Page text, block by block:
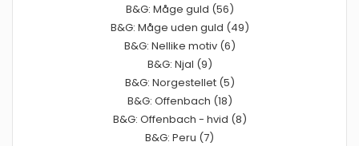
B&G: Måge guld (56)
B&G: Måge uden guld (49)
B&G: Nellike motiv (6)
B&G: Njal (9)
B&G: Norgestellet (5)
B&G: Offenbach (18)
B&G: Offenbach - hvid (8)
B&G: Peru (7)